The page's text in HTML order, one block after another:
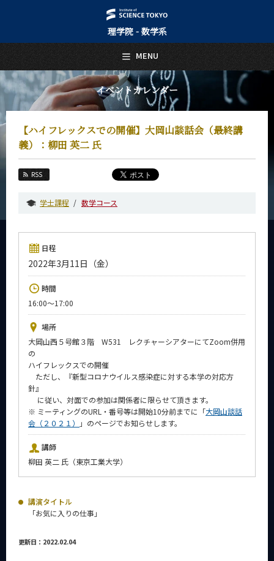
理学院 - 数学系
イベントカレンダー
【ハイフレックスでの開催】大岡山談話会（最終講
義）：柳田 英二 氏
RSS
学士課程 数学コース
日程
2022年3月11日（金）
時間
16:00～17:00
場所
大岡山西５号館３階 W531 レクチャーシアターにてZoom併用
の
ハイフレックスでの開催
ただし、『新型コロナウイルス感染症に対する本学の対応方
針』
に従い、対面での参加は関係者に限らせて頂きます。
※ ミーティングのURL・番号等は開始10分前までに「大岡山談話
会（２０２１）
」のページでお知らせします。
講師
柳田 英二 氏（東京工業大学）
講演タイトル
「お気に入りの仕事」
更新日：2022.02.04
MENU
日本語 English
トップページ
Top Page
数学系について
About Us
教育
Education
教員・研究室
Faculty and Laboratories
未来
Admissions
数学系 News
News
イベントカレンダー
Event Calendar
今後のイベント
今後の課程別イベント